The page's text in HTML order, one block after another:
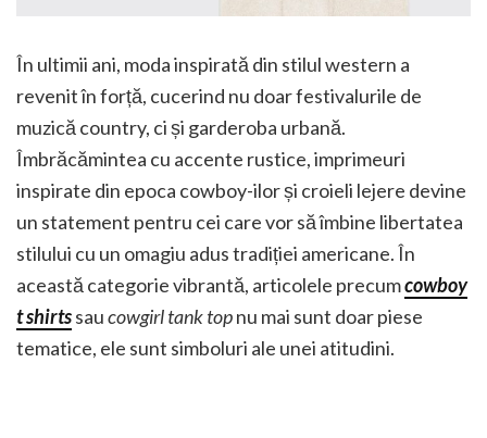
În ultimii ani, moda inspirată din stilul western a
revenit în forță, cucerind nu doar festivalurile de
muzică country, ci și garderoba urbană.
Îmbrăcămintea cu accente rustice, imprimeuri
inspirate din epoca cowboy-ilor și croieli lejere devine
un statement pentru cei care vor să îmbine libertatea
stilului cu un omagiu adus tradiției americane. În
această categorie vibrantă, articolele precumcowboy
t shirtssaucowgirl tank topnu mai sunt doar piese
tematice, ele sunt simboluri ale unei atitudini.